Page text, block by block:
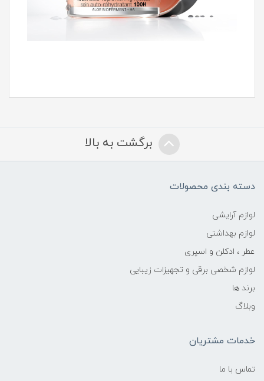
برگشت به بالا
دسته بندی محصولات
لوازم آرایشی
لوازم بهداشتی
عطر ، ادکلن و اسپری
لوازم شخصی برقی و تجهیزات زیبایی
برند ها
وبلاگ
خدمات مشتریان
تماس با ما